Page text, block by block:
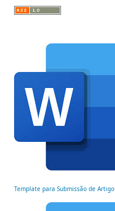
Template para Submissão de Artigo